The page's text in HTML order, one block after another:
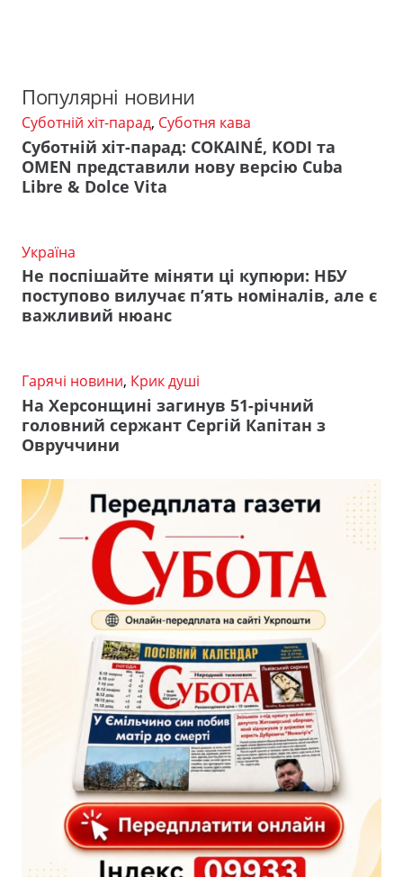
Популярні новини
Суботній хіт-парад, Суботня кава
Суботній хіт-парад: COKAINÉ, KODI та
OMEN представили нову версію Cuba
Libre & Dolce Vita
Україна
Не поспішайте міняти ці купюри: НБУ
поступово вилучає п’ять номіналів, але є
важливий нюанс
Гарячі новини, Крик душі
На Херсонщині загинув 51-річний
головний сержант Сергій Капітан з
Овруччини